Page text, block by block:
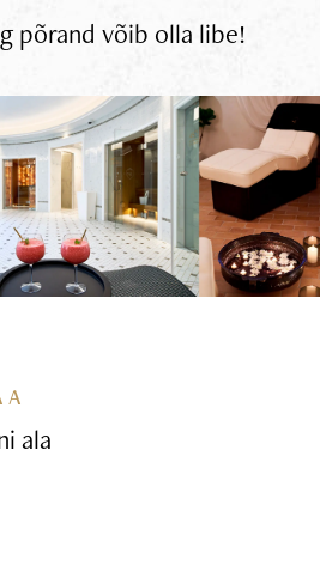
põrand võib olla libe!
ala